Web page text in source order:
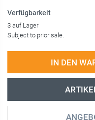
Verfügbarkeit
3 auf Lager
Subject to prior sale.
IN DEN